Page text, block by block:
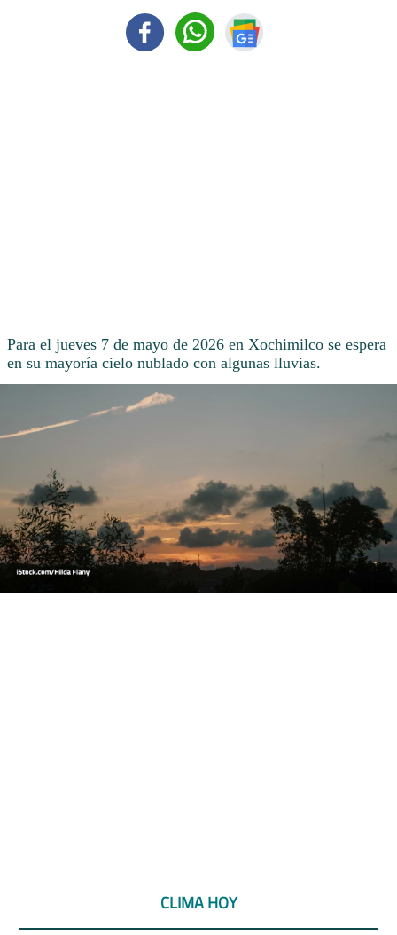
Para el jueves 7 de mayo de 2026 en Xochimilco se espera
en su mayoría cielo nublado con algunas lluvias.
CLIMA HOY